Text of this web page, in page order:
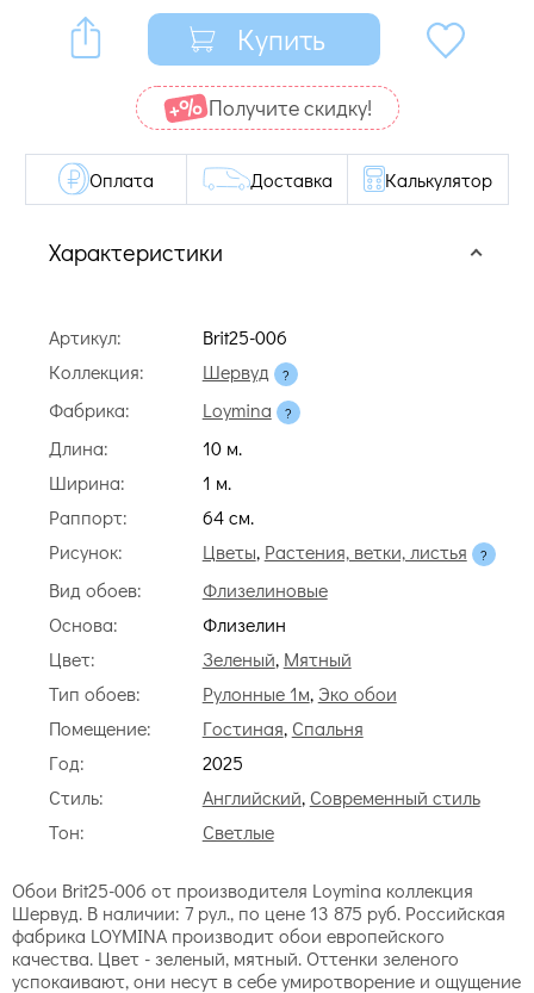
Купить
Получите cкидку!
Характеристики
Артикул:
Brit25-006
Коллекция:
Шервуд
Фабрика:
Loymina
Длина:
10 м.
Ширина:
1 м.
Раппорт:
64 cм.
Рисунок:
Цветы, Растения, ветки, листья
Вид обоев:
Флизелиновые
Основа:
Флизелин
Цвет:
Зеленый, Мятный
Тип обоев:
Рулонные 1м, Эко обои
Помещение:
Гостиная, Спальня
Год:
2025
Стиль:
Английский, Современный стиль
Тон:
Светлые
Оплата Доставка Калькулятор
Обои Brit25-006 от производителя Loymina коллекция
Шервуд. В наличии: 7 рул., по цене 13 875 руб. Российская
фабрика LOYMINA производит обои европейского
качества. Цвет - зеленый, мятный. Оттенки зеленого
успокаивают, они несут в себе умиротворение и ощущение